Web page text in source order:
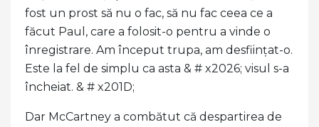
fost un prost să nu o fac, să nu fac ceea ce a
făcut Paul, care a folosit-o pentru a vinde o
înregistrare. Am început trupa, am desființat-o.
Este la fel de simplu ca asta & # x2026; visul s-a
încheiat. & # x201D;
Dar McCartney a combătut că despartirea de